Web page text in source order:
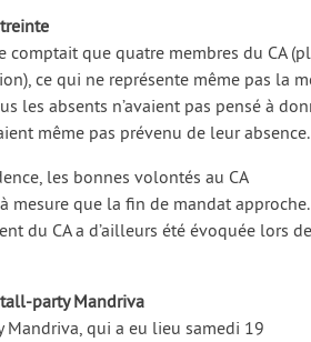
comptait que quatre membres du CA
ce qui ne représente même pas la
les absents n’avaient pas pensé à
même pas prévenu de leur absence.
les bonnes volontés au CA
mesure que la fin de mandat
du CA a d’ailleurs été évoquée lors
party Mandriva
Mandriva, qui a eu lieu samedi 19